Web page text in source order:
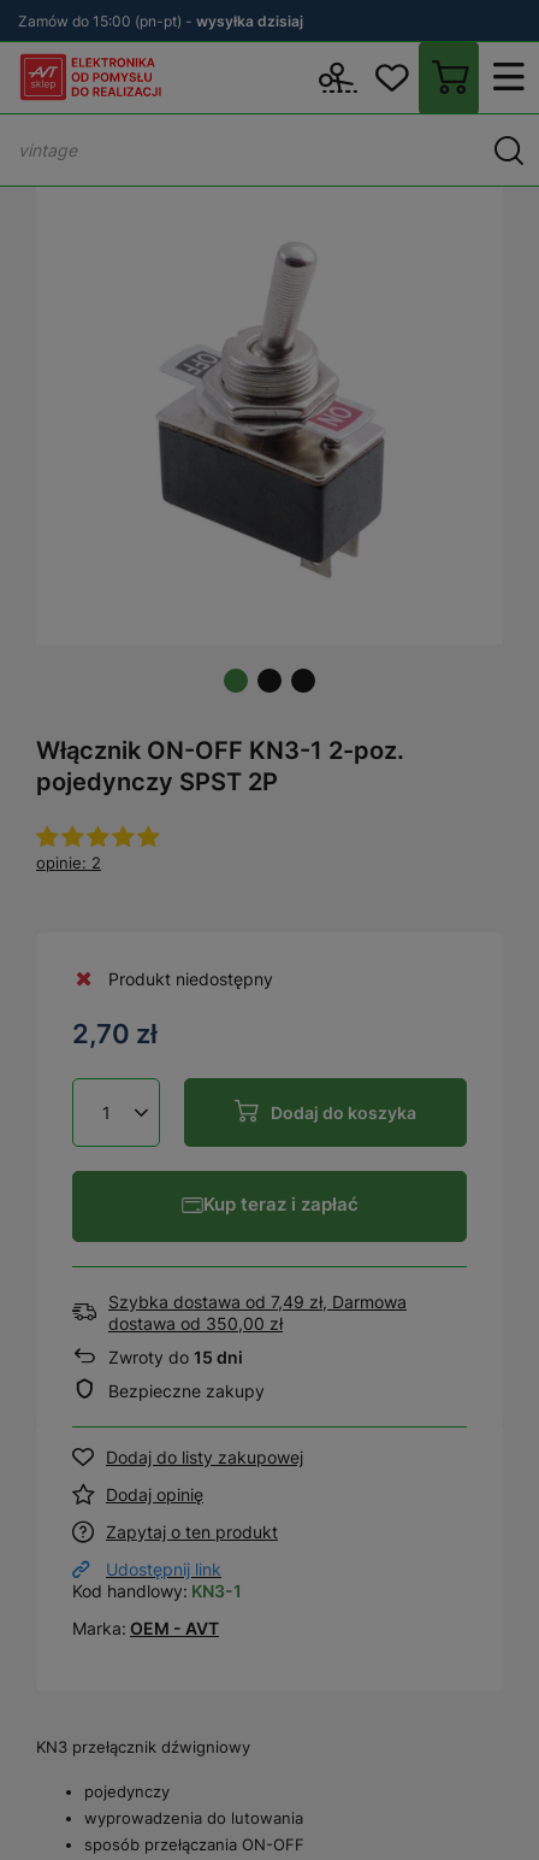
Zamów do 15:00 (pn-pt) - wysyłka dzisiaj
Przełączniki
Włącznik ON-OFF KN3-1 2-poz.
pojedynczy SPST 2P
opinie: 2
Produkt niedostępny
2,70 zł
Dodaj do koszyka
Kup teraz i zapłać
Szybka dostawa od 7,49 zł, Darmowa
dostawa od 350,00 zł
Zwroty do 15 dni
Bezpieczne zakupy
Dodaj do listy zakupowej
Dodaj opinię
Zapytaj o ten produkt
Udostępnij link
Kod handlowy: KN3-1
Marka: OEM - AVT
KN3 przełącznik dźwigniowy
pojedynczy
wyprowadzenia do lutowania
sposób przełączania ON-OFF